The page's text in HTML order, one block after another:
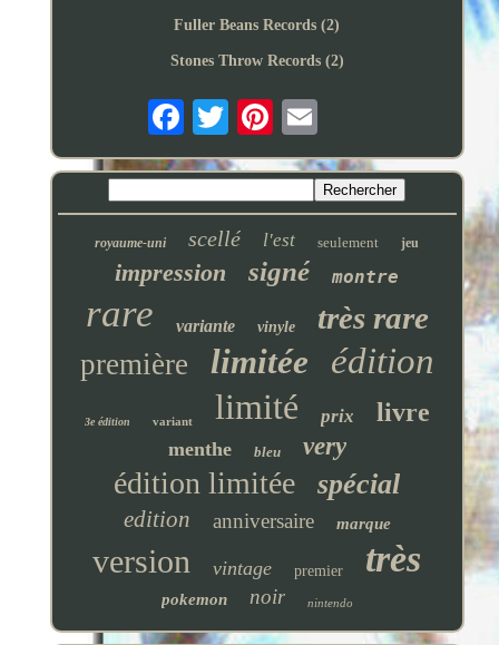
Fuller Beans Records (2)
Stones Throw Records (2)
royaume-uni scellé l'est seulement jeu
impression signé montre
rare variante vinyle très rare
première limitée édition
3e édition variant limité prix livre
menthe bleu very
édition limitée spécial
edition anniversaire marque
version vintage premier très
pokemon noir nintendo